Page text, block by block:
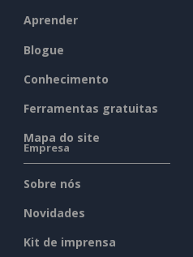
Aprender
Blogue
Conhecimento
Ferramentas gratuitas
Mapa do site
Empresa
Sobre nós
Novidades
Kit de imprensa